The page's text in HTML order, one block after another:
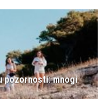
pozornosti: mnogi